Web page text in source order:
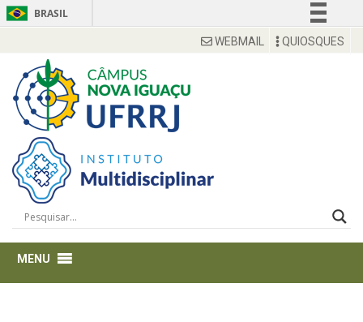
BRASIL
Simplifique!QUIOSQUES
WEBMAIL